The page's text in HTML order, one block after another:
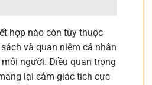
hợp nào còn tùy thuộc
và quan niệm cá nhân
người. Điều quan trọng
lại cảm giác tích cực